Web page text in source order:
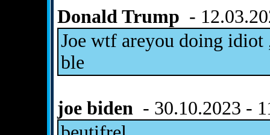
Donald Trump -
Joe wtf areyou doing
ble
joe biden - 30.10.2023 -